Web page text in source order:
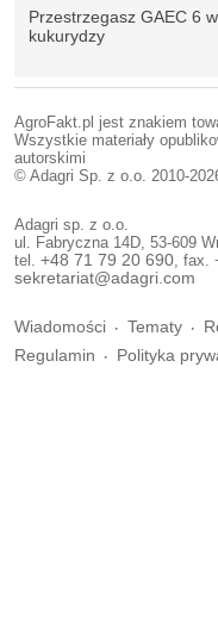
Przestrzegasz GAEC 6 w
kukurydzy
AgroFakt.pl jest znakiem
Wszystkie materiały
autorskimi
© Adagri Sp. z o.o. 2010-
Adagri sp. z o.o.
ul. Fabryczna 14D, 53-609
tel. +48 71 79 20 690 ,
sekretariat@adagri.com
Wiadomości Tematy
Regulamin
Polityka